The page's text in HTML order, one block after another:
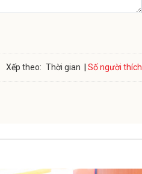
Xếp theo: Thời gian Số người thích